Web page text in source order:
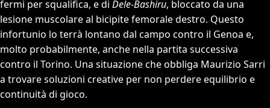
fermi per squalifica, e di Dele-Bashiru, bloccato da una
lesione muscolare al bicipite femorale destro. Questo
infortunio lo terrà lontano dal campo contro il Genoa e,
molto probabilmente, anche nella partita successiva
contro il Torino. Una situazione che obbliga Maurizio Sarri
a trovare soluzioni creative per non perdere equilibrio e
continuità di gioco.